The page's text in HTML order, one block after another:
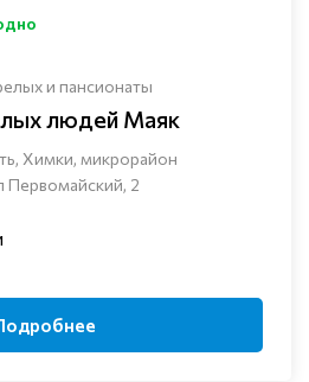
и пансионаты
людей Маяк
Химки, микрорайон
Первомайский, 2